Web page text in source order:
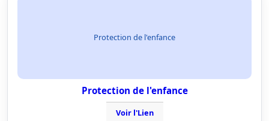
Protection de l'enfance
Protection de l'enfance
Voir l'Lien